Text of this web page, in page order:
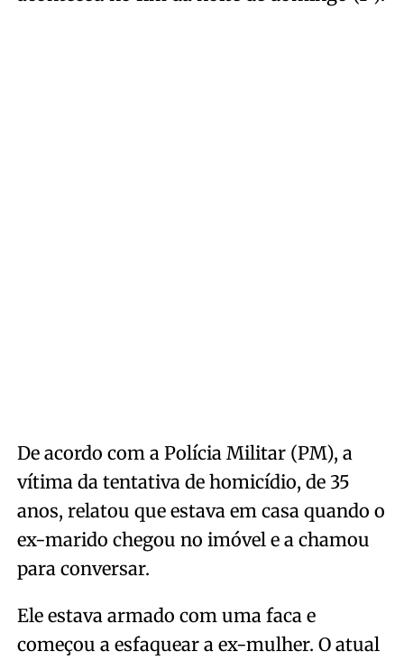
De acordo com a Polícia Militar (PM), a
vítima da tentativa de homicídio, de 35
anos, relatou que estava em casa quando o
ex-marido chegou no imóvel e a chamou
para conversar.
Ele estava armado com uma faca e
começou a esfaquear a ex-mulher. O atual